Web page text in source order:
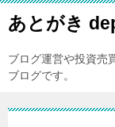
あとがき
ブログ運営や投資売
ブログです。